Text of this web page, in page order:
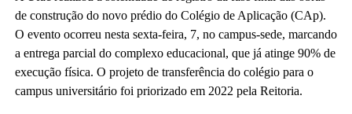
de construção do novo prédio do Colégio de Aplicação (CAp).
O evento ocorreu nesta sexta-feira, 7, no campus-sede, marcando
a entrega parcial do complexo educacional, que já atinge 90% de
execução física. O projeto de transferência do colégio para o
campus universitário foi priorizado em 2022 pela Reitoria.